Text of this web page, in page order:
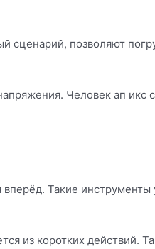
сценарий, позволяют
Человек ап
Такие
из коротких действий.